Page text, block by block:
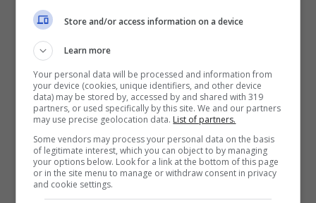
Can Yaman solonotizie
Guardate quando è bella la
casa di Can Yemen
Store and/or access information on a device
Learn more
Your personal data will be processed and information from
your device (cookies, unique identifiers, and other device
data) may be stored by, accessed by and shared with 319
partners, or used specifically by this site. We and our partners
may use precise geolocation data. List of partners.
Some vendors may process your personal data on the basis
of legitimate interest, which you can object to by managing
your options below. Look for a link at the bottom of this page
or in the site menu to manage or withdraw consent in privacy
and cookie settings.